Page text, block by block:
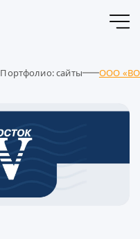
Портфолио: сайты ООО